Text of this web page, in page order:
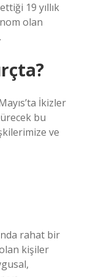
19 yıllık
olan
İkizler
bu
ve
rahat bir
kişiler